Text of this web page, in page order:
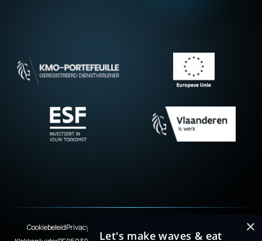
CookiebeleidPrivacyverklaring ×
Let's make waves & eat